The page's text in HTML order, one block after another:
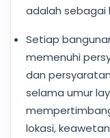
adalah sebagai
Setiap
memenuhi
dan
selama umur
lokasi,